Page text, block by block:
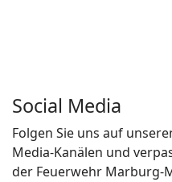
Social Media
Folgen Sie uns auf
Media-Kanälen und
der Feuerwehr Marburg-